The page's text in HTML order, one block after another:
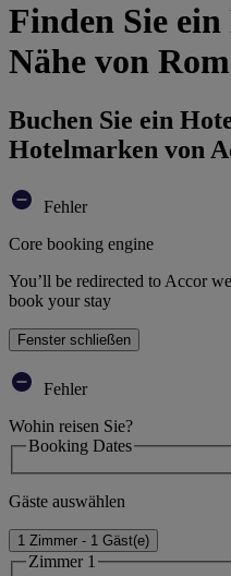
Finden Sie
Nähe von
Buchen Sie ein
Hotelmarken von
Fehler
Core booking engine
You’ll be redirected to Accor
book your stay
Fenster schließen
Fehler
Wohin reisen Sie?
Booking Dates
Gäste auswählen
1 Zimmer - 1 Gäst(e)
Zimmer 1